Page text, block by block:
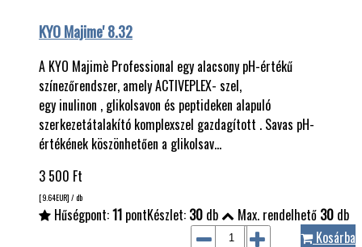
KYO Majime' 8.32
A KYO Majimè Professional egy alacsony pH-értékű
színezőrendszer, amely ACTIVEPLEX- szel,
egy inulinon , glikolsavon és peptideken alapuló
szerkezetátalakító komplexszel gazdagított . Savas pH-
értékének köszönhetően a glikolsav…
3 500 Ft
[9.64EUR] / db
Hűségpont:11 pontKészlet: 30 db Max. rendelhető 30 db
Kosárba